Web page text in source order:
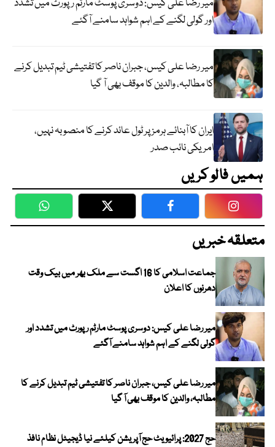
میر رضا علی کیس: دوسری پوسٹ مارٹم رپورٹ میں تشدد
اور گولی لگنے کے اہم شواہد سامنے آگئے
میر رضا علی کیس، جبران ناصر کا تفتیشی ٹیم تبدیل کرنے
کا مطالبہ، والدین کا موقف بھی آ گیا
ایران کا آبنائے ہرمز پر ٹول عائد کرنے کا منصوبہ نہیں،
امریکی نائب صدر
ہمیں فالو کریں
WhatsApp Twitter Facebook
متعلقہ خبریں
جماعت اسلامی کا 16 اگست سے ملک بھر میں بیک وقت
دھرنوں کا اعلان
میر رضا علی کیس: دوسری پوسٹ مارٹم رپورٹ میں تشدد اور
گولی لگنے کے اہم شواہد سامنے آگئے
میر رضا علی کیس، جبران ناصر کا تفتیشی ٹیم تبدیل کرنے کا
مطالبہ، والدین کا موقف بھی آ گیا
حج 2027: پرائیویٹ حج آپریشن کیلئے نیا ڈیجیٹل نظام نافذ